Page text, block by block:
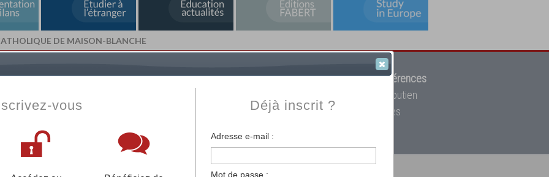
DE MAISON-BLANCHE
L'Annuaire de rechercheFabert.comvous permet de trouver parmi12908 références
votre établissement privé, du primaire au supérieur, mais aussi des cours de soutien
scolaire et des cours à distance. Ce moteur regroupe toutes les écoles privées
votre compte pour être accompagné gratuitement dans votre recherche d'école
vous Déjà inscrit ?
Adresse e-mail :
Mot de passe :